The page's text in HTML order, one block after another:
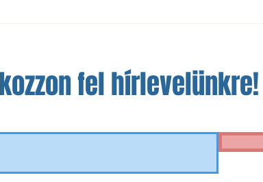
NBIII: nem sikerült a bravúr
A
fel hírlevelünkre!